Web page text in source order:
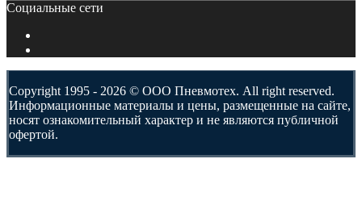
Социальные сети
Copyright 1995 - 2026 © ООО Пневмотех. All right reserved.
Информационные материалы и цены, размещенные на сайте,
носят ознакомительный характер и не являются публичной
офертой.